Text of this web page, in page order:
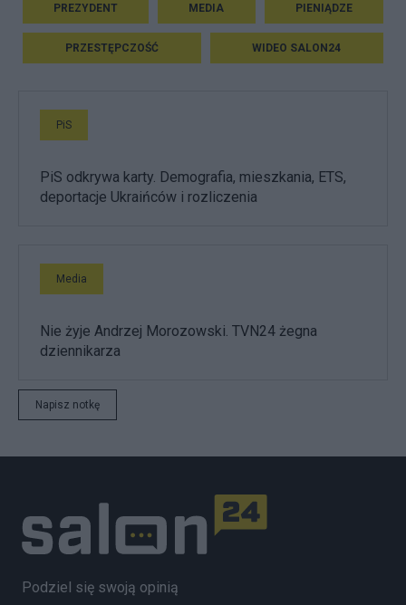
PREZYDENT MEDIA PIENIĄDZE
PRZESTĘPCZOŚĆ WIDEO SALON24
PiS
PiS odkrywa karty. Demografia, mieszkania, ETS,
deportacje Ukraińców i rozliczenia
Media
Nie żyje Andrzej Morozowski. TVN24 żegna
dziennikarza
Napisz notkę
Podziel się swoją opinią